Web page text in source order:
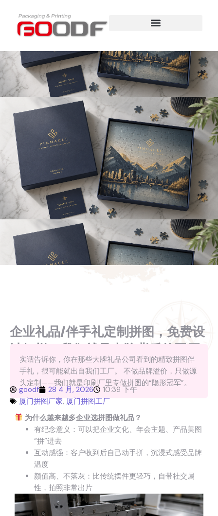
企业礼品/伴手礼定制拼图，免费设
计打样，我们就是大牌背后的工厂
实话告诉你，你在那些大牌礼品公司看到的精致拼图伴
手礼，很可能就出自我们工厂。 不做品牌溢价，只做源
头定制——我们就是印刷厂里专做拼图的“隐形冠军”。
goodf 28 4 月, 2026
10:39 下午
厦门拼图厂家, 厦门拼图工厂
为什么越来越多企业选拼图做礼品？
有纪念意义：可以把企业文化、年会主题、产品美图
“拼”进去
互动感强：客户收到后自己动手拼，沉浸式感受品牌
温度
颜值高、不落灰：比传统摆件更轻巧，自带社交属
性，拍照非常出片